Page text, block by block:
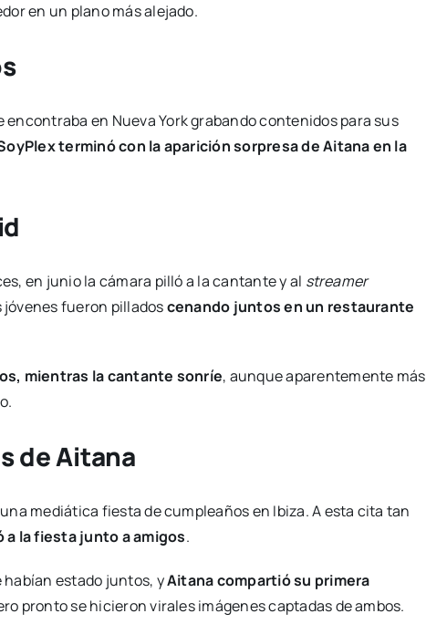
en un plano más alejado.
en Nueva York grabando contenidos para sus
terminó con la aparición sorpresa de Aitana en la
en junio la cámara pilló a la cantante y al streamer
fueron pilladoscenando juntos en un restaurante
mientras la cantante sonríe, aunque aparentemente más
de Aitana
mediática fiesta de cumpleaños en Ibiza. A esta cita tan
la fiesta junto a amigos.
habían estado juntos, yAitana compartió su primera
pronto se hicieron virales imágenes captadas de ambos.